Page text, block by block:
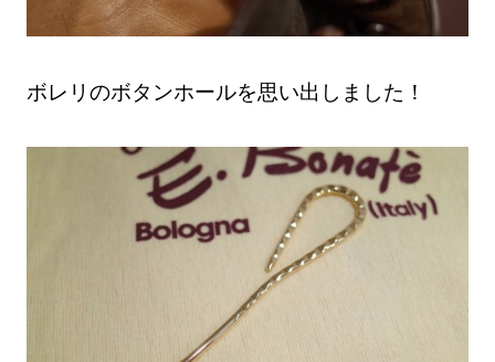
ボレリのボタンホールを思い出しました！